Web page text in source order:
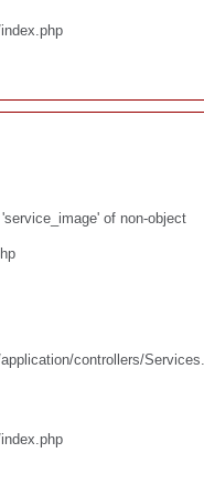
of non-object
controllers/